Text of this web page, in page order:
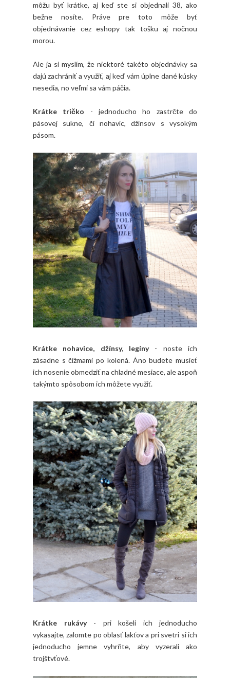
môžu byť krátke, aj keď ste si objednali 38, ako
bežne nosíte. Práve pre toto môže byť
objednávanie cez eshopy tak tošku aj nočnou
morou.
Ale ja si myslím, že niektoré takéto objednávky sa
dajú zachrániť a využiť, aj keď vám úplne dané kúsky
nesedia, no veľmi sa vám páčia.
Krátke tričko - jednoducho ho zastrčte do
pásovej sukne, či nohavíc, džínsov s vysokým
pásom.
Krátke nohavice, džínsy, legíny- noste ich
zásadne s čižmami po kolená. Áno budete musieť
ich nosenie obmedziť na chladné mesiace, ale aspoň
takýmto spôsobom ich môžete využiť.
Krátke rukávy- pri košeli ich jednoducho
vykasajte, zalomte po oblasť lakťov a pri svetri si ich
jednoducho jemne vyhrňte, aby vyzerali ako
trojštvťové.